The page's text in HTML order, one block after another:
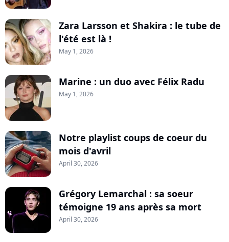
Zara Larsson et Shakira : le tube de
l'été est là !
May 1, 2026
Marine : un duo avec Félix Radu
May 1, 2026
Notre playlist coups de coeur du
mois d'avril
April 30, 2026
Grégory Lemarchal : sa soeur
témoigne 19 ans après sa mort
April 30, 2026